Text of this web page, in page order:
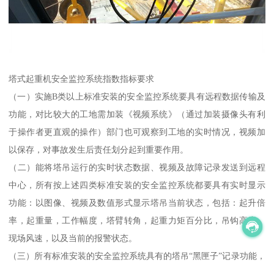
塔式起重机安全监控系统指数指标要求
（一）实施B类以上标准安装的安全监控系统要具有远程数据传输及
功能，对比较大的工地需加装《视频系统》（通过加装摄像头有利
于操作者更直观的操作）部门也可观察到工地的实时情况，视频加
以保存，对事故发生后责任划分起到重要作用。
（二）能将塔吊运行的实时状态数据、视频及故障记录发送到远程
中心，所有按上述四类标准安装的安全监控系统都要具有实时显示
功能：以图像、视频及数值形式显示塔吊当前状态，包括：起升倍
率，起重量，工作幅度，塔臂转角，起重力矩百分比，吊钩高度，
现场风速，以及当前的报警状态。
（三）所有标准安装的安全监控系统具有的塔吊“黑匣子”记录功能，